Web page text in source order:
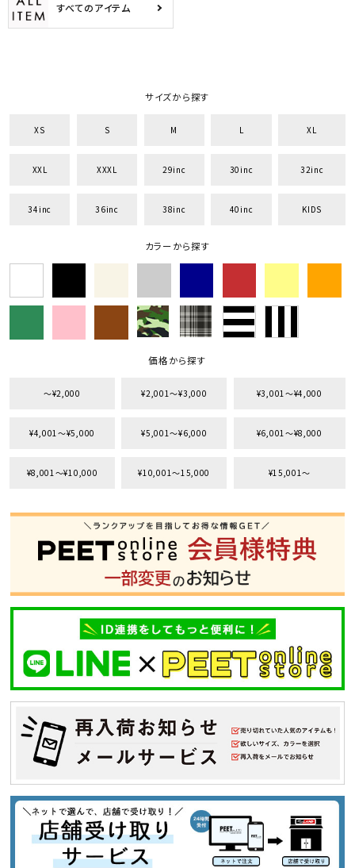
XXL
36inc
38inc
カラー
すべてのアイテム
サイズから探す
XS S M L XL
XXL XXXL 29inc 30inc 32inc
34inc 36inc 38inc 40inc KIDS
カラーから探す
価格から探す
〜¥2,000 ¥2,001〜¥3,000 ¥3,001〜¥4,000
¥4,001〜¥5,000 ¥5,001〜¥6,000 ¥6,001〜¥8,000
¥8,001〜¥10,000 ¥10,001〜15,000 ¥15,001〜